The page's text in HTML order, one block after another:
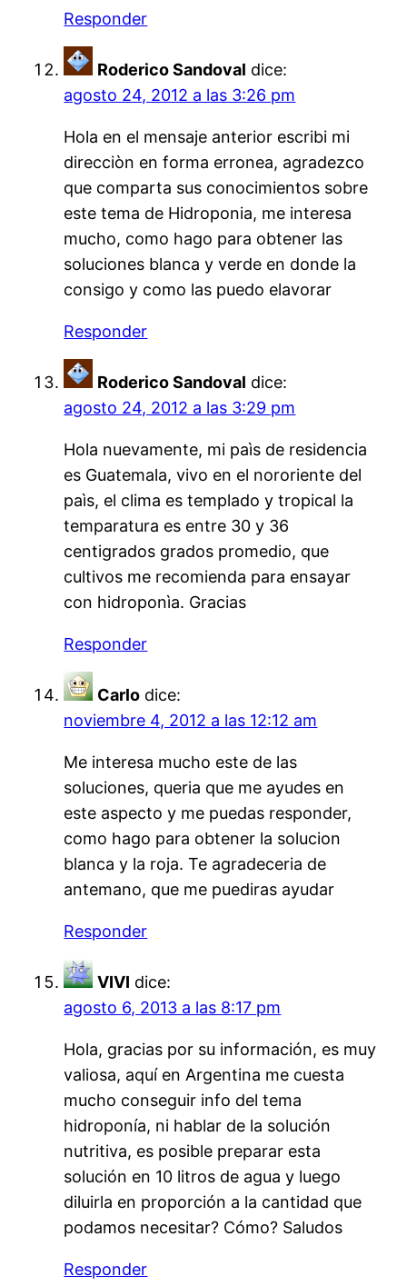
Responder
Roderico Sandoval dice:
agosto 24, 2012 a las 3:26 pm
Hola en el mensaje anterior escribi mi
direcciòn en forma erronea, agradezco
que comparta sus conocimientos sobre
este tema de Hidroponia, me interesa
mucho, como hago para obtener las
soluciones blanca y verde en donde la
consigo y como las puedo elavorar
Responder
Roderico Sandoval dice:
agosto 24, 2012 a las 3:29 pm
Hola nuevamente, mi paìs de residencia
es Guatemala, vivo en el nororiente del
paìs, el clima es templado y tropical la
temparatura es entre 30 y 36
centigrados grados promedio, que
cultivos me recomienda para ensayar
con hidroponìa. Gracias
Responder
Carlo dice:
noviembre 4, 2012 a las 12:12 am
Me interesa mucho este de las
soluciones, queria que me ayudes en
este aspecto y me puedas responder,
como hago para obtener la solucion
blanca y la roja. Te agradeceria de
antemano, que me puediras ayudar
Responder
VIVI dice:
agosto 6, 2013 a las 8:17 pm
Hola, gracias por su información, es muy
valiosa, aquí en Argentina me cuesta
mucho conseguir info del tema
hidroponía, ni hablar de la solución
nutritiva, es posible preparar esta
solución en 10 litros de agua y luego
diluirla en proporción a la cantidad que
podamos necesitar? Cómo? Saludos
Responder